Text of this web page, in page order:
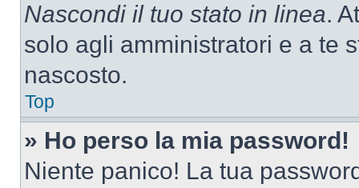
Nascondi il tuo stato in linea.
solo agli amministratori e a te
nascosto.
Top
» Ho perso la mia password!
Niente panico! La tua